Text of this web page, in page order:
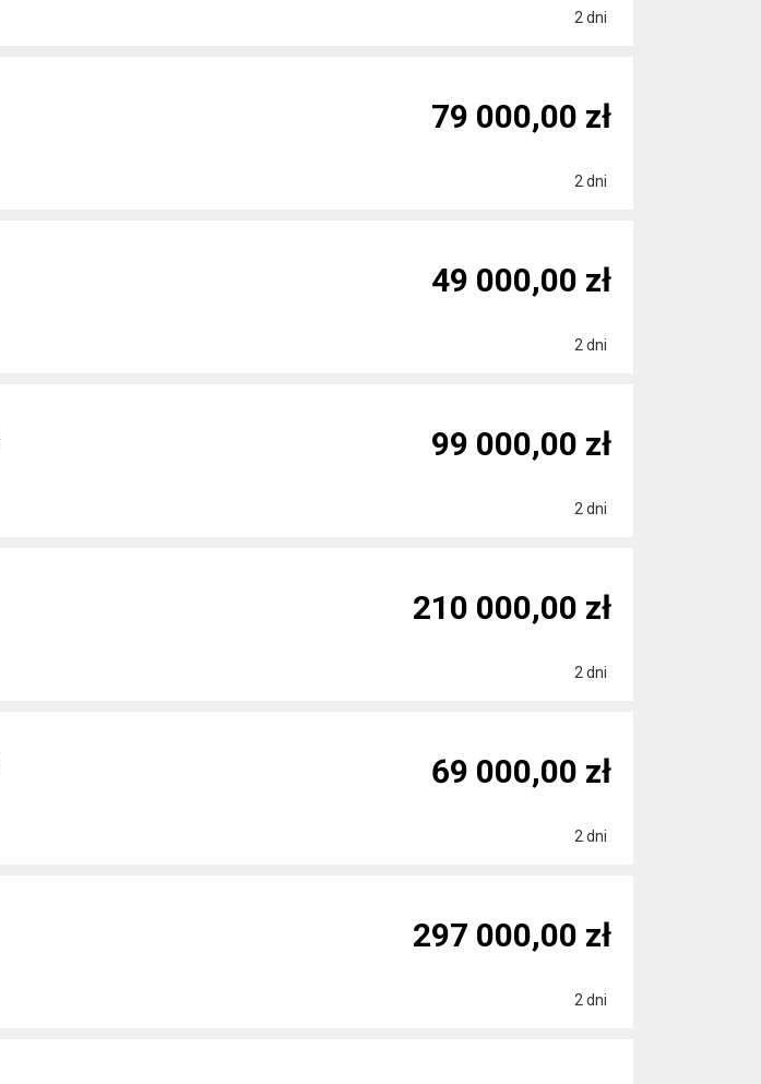
2 dni
2 dni
79 000,00 zł
2 dni
49 000,00 zł
2 dni
99 000,00 zł
2 dni
210 000,00 zł
2 dni
69 000,00 zł
2 dni
297 000,00 zł